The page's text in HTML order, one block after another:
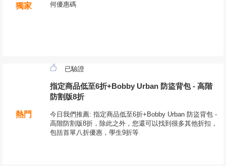
獨家
何優惠碼
熱門
已驗證
指定商品低至6折+Bobby Urban 防盜背包 - 高階
防割版8折
今日我們推薦: 指定商品低至6折+Bobby Urban 防盜背包 -
高階防割版8折，除此之外，您還可以找到很多其他折扣，
包括首單八折優惠，學生9折等